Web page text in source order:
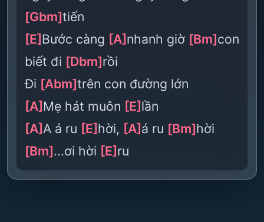
[Gbm]tiến
[E]Bước càng [A]nhanh giờ [Bm]con
biết đi [Dbm]rồi
Đi [Abm]trên con đường lớn
[A]Mẹ hát muôn [E]lần
[A]A á ru [E]hời, [A]á ru [Bm]hời
[Bm]...ơi hời [E]ru